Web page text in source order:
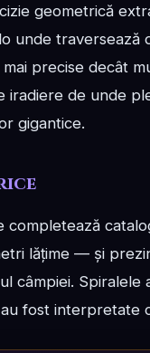
geometrică
unde traversează
precise decât
de unde
gigantice.
completează
lățime — și
câmpiei.
fost interpretate